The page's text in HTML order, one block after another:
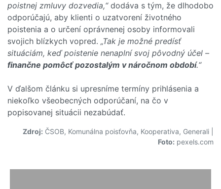
poistnej zmluvy dozvedia,“dodáva s tým, že dlhodobo
odporúčajú, aby klienti o uzatvorení životného
poistenia a o určení oprávnenej osoby informovali
svojich blízkych vopred. „Tak je možné predísť
situáciám, keď poistenie nenaplní svoj pôvodný účel –
finančne pomôcť pozostalým v náročnom období.“
V ďalšom článku si upresníme termíny prihlásenia a
niekoľko všeobecných odporúčaní, na čo v
popisovanej situácii nezabúdať.
Zdroj: ČSOB, Komunálna poisťovňa, Kooperativa, Generali
Foto: pexels.com